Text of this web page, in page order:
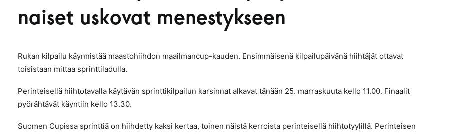
naiset uskovat menestykseen
Rukan kilpailu käynnistää maastohiihdon maailmancup-kauden. Ensimmäisenä kilpailupäivänä hiihtäjät ottavat
toisistaan mittaa sprinttiladulla.
Perinteisellä hiihtotavalla käytävän sprinttikilpailun karsinnat alkavat tänään 25. marraskuuta kello 11.00. Finaalit
pyörähtävät käyntiin kello 13.30.
Suomen Cupissa sprinttiä on hiihdetty kaksi kertaa, toinen näistä kerroista perinteisellä hiihtotyylillä. Perinteisen